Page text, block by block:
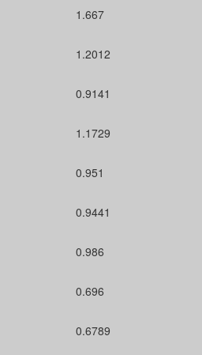
1.667
1.2012
0.9141
1.1729
0.951
0.9441
0.986
0.696
0.6789